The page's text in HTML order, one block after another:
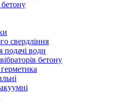
свердління
подачі води
бетону